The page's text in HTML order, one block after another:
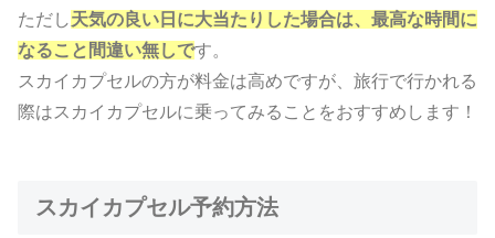
ただし天気の良い日に大当たりした場合は、最高な時間に
なること間違い無しです。
スカイカプセルの方が料金は高めですが、旅行で行かれる
際はスカイカプセルに乗ってみることをおすすめします！
スカイカプセル予約方法